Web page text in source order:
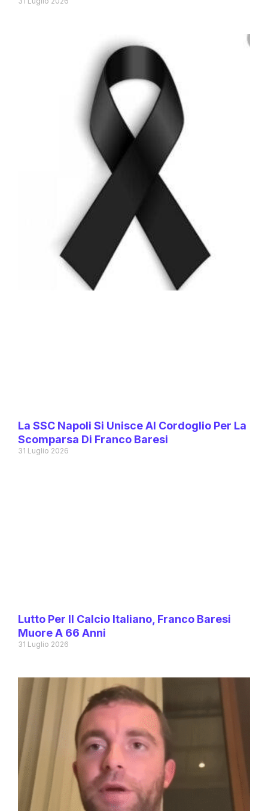
La SSC Napoli Si Unisce Al Cordoglio Per La
Scomparsa Di Franco Baresi
31 Luglio 2026
Lutto Per Il Calcio Italiano, Franco Baresi
Muore A 66 Anni
31 Luglio 2026